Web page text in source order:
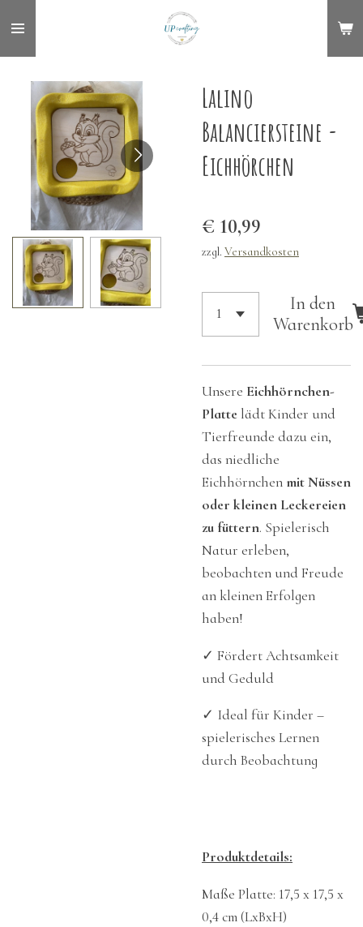
Lalino
Balanciersteine -
Eichhörchen
€ 10,99
zzgl. Versandkosten
In den
Warenkorb
Unsere Eichhörnchen-
Platte lädt Kinder und
Tierfreunde dazu ein,
das niedliche
Eichhörnchen mit Nüssen
oder kleinen Leckereien
zu füttern. Spielerisch
Natur erleben,
beobachten und Freude
an kleinen Erfolgen
haben!
✓ Fördert Achtsamkeit
und Geduld
✓ Ideal für Kinder –
spielerisches Lernen
durch Beobachtung
Produktdetails:
Maße Platte: 17,5 x 17,5 x
0,4 cm (LxBxH)